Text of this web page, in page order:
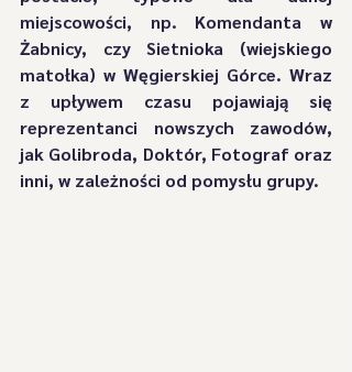
miejscowości, np. Komendanta w
Żabnicy, czy Sietnioka (wiejskiego
matołka) w Węgierskiej Górce. Wraz
z upływem czasu pojawiają się
reprezentanci nowszych zawodów,
jak Golibroda, Doktór, Fotograf oraz
inni, w zależności od pomysłu grupy.